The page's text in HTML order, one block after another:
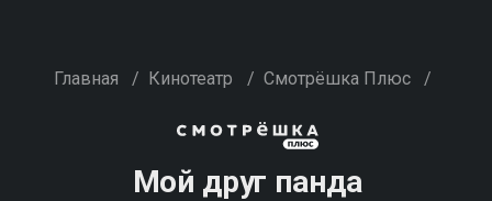
Главная / Кинотеатр / Смотрёшка Плюс /
Мой друг панда